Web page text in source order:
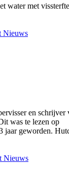
water met
Nieuws
en schrijver
was te lezen op
jaar geworden.
Nieuws